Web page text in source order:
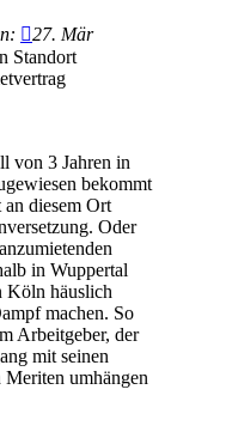
27. Mär
Standort
von 3 Jahren in
bekommt
diesem Ort
Oder
in Wuppertal
Köln häuslich
machen. So
Arbeitgeber, der
mit seinen
umhängen